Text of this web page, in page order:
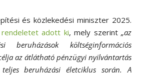
és közlekedési miniszter 2025.
rendeletet adott ki, mely szerint„az
beruházások költséginformációs
az átlátható pénzügyi nyilvántartás
beruházási életciklus során. A